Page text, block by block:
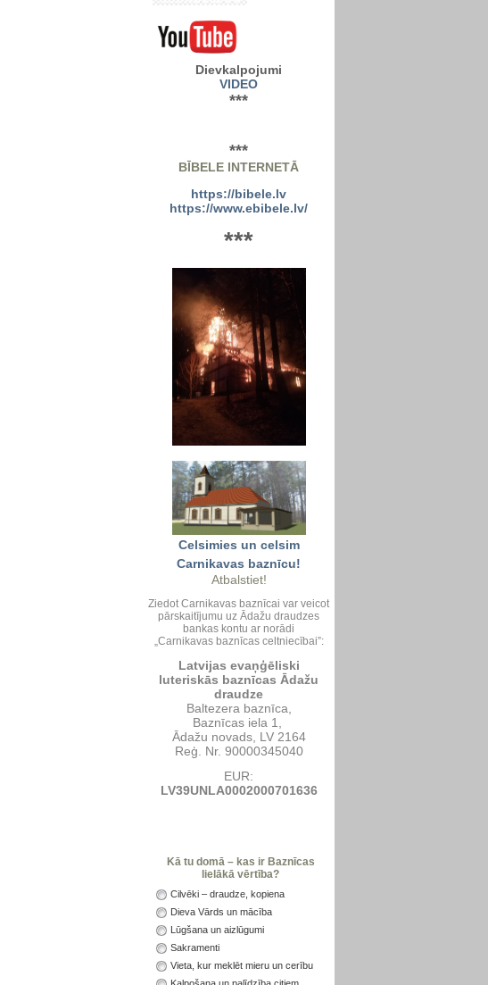
Dievkalpojumi
VIDEO
***
***
BĪBELE INTERNETĀ
https://bibele.lv
https://www.ebibele.lv/
***
Celsimies un celsim
Carnikavas baznīcu!
Atbalstiet!
Ziedot Carnikavas baznīcai var veicot
pārskaitījumu uz Ādažu draudzes
bankas kontu ar norādi
„Carnikavas baznīcas celtniecībai”:
Latvijas evaņģēliski
luteriskās baznīcas Ādažu
draudze
Baltezera baznīca,
Baznīcas iela 1,
Ādažu novads, LV 2164
Reģ. Nr. 90000345040
EUR:
LV39UNLA0002000701636
Kā tu domā – kas ir Baznīcas
lielākā vērtība?
Cilvēki – draudze, kopiena
Dieva Vārds un mācība
Lūgšana un aizlūgumi
Sakramenti
Vieta, kur meklēt mieru un cerību